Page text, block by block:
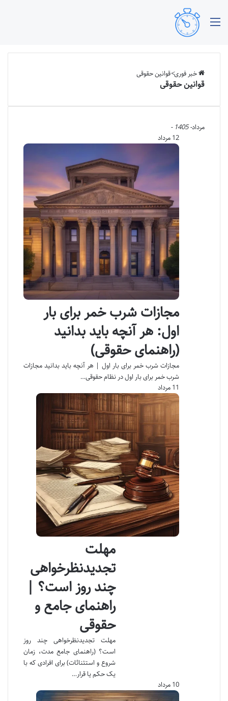
خبر فوری>قوانین حقوقی
قوانین حقوقی
مرداد- 1405 -
12 مرداد
مجازات شرب خمر برای بار
اول: هر آنچه باید بدانید
(راهنمای حقوقی)
مجازات شرب خمر برای بار اول | هر آنچه باید بدانید مجازات
شرب خمر برای بار اول در نظام حقوقی…
11 مرداد
مهلت
تجدیدنظرخواهی
چند روز است؟ |
راهنمای جامع و
حقوقی
مهلت تجدیدنظرخواهی چند روز
است؟ (راهنمای جامع مدت، زمان
شروع و استثنائات) برای افرادی که با
یک حکم یا قرار…
10 مرداد